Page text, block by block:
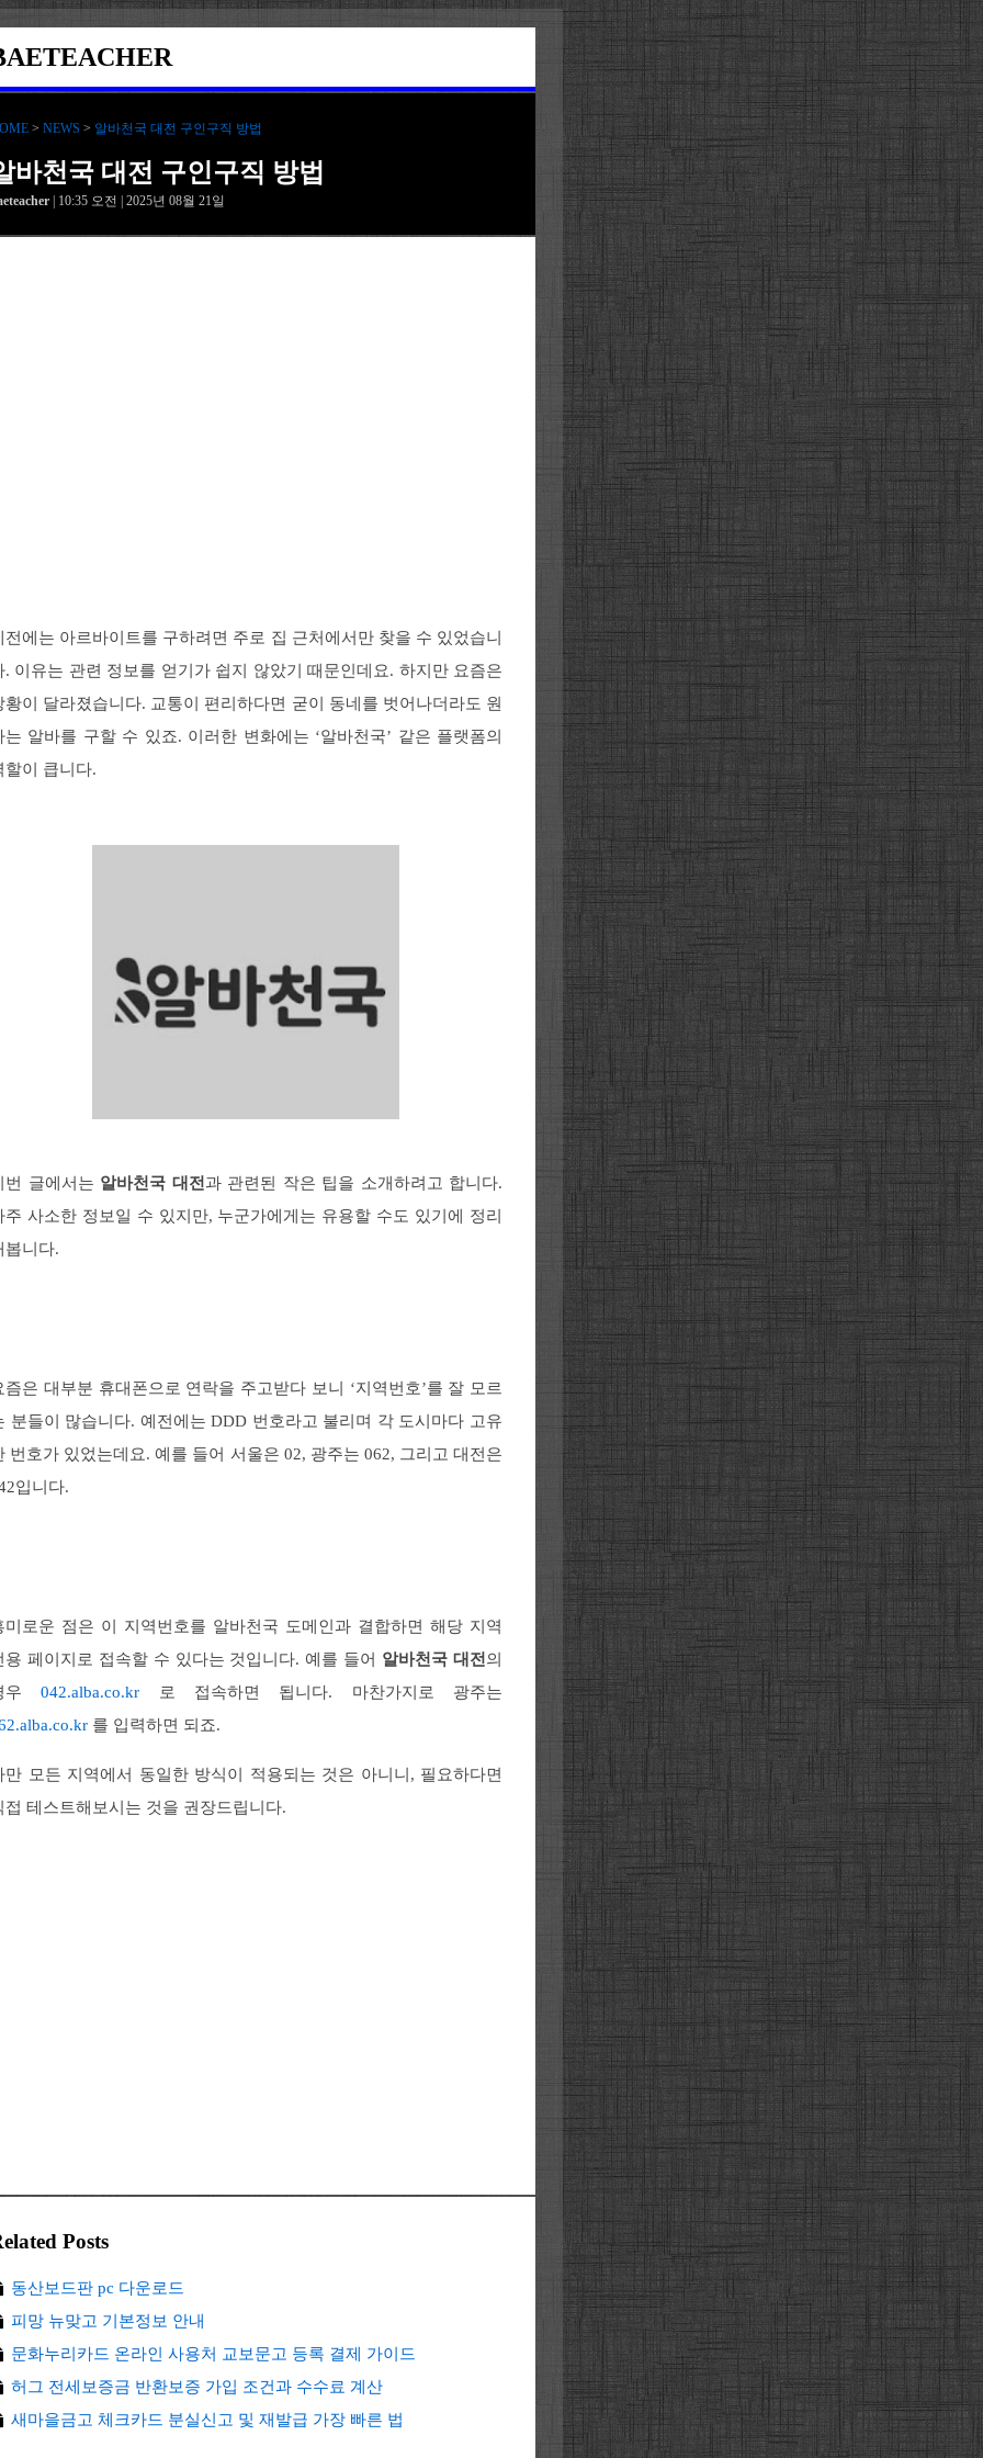
> NEWS > 알바천국 대전 구인구직 방법
바천국 대전 구인구직 방법
| 10:35 오전 | 2025년 08월 21일
전에는 아르바이트를 구하려면 주로 집 근처에서만 찾을 수 있었습니
. 이유는 관련 정보를 얻기가 쉽지 않았기 때문인데요. 하지만 요즘은
황이 달라졌습니다. 교통이 편리하다면 굳이 동네를 벗어나더라도 원
는 알바를 구할 수 있죠. 이러한 변화에는 ‘알바천국’ 같은 플랫폼의
할이 큽니다.
번 글에서는 알바천국 대전과 관련된 작은 팁을 소개하려고 합니다.
주 사소한 정보일 수 있지만, 누군가에게는 유용할 수도 있기에 정리
봅니다.
즘은 대부분 휴대폰으로 연락을 주고받다 보니 ‘지역번호’를 잘 모르
분들이 많습니다. 예전에는 DDD 번호라고 불리며 각 도시마다 고유
번호가 있었는데요. 예를 들어 서울은 02, 광주는 062, 그리고 대전은
입니다.
미로운 점은 이 지역번호를 알바천국 도메인과 결합하면 해당 지역
용 페이지로 접속할 수 있다는 것입니다. 예를 들어 알바천국 대전 의
우042.alba.co.kr 로 접속하면 됩니다. 마찬가지로 광주는
를 입력하면 되죠.
만 모든 지역에서 동일한 방식이 적용되는 것은 아니니, 필요하다면
접 테스트해보시는 것을 권장드립니다.
Posts
동산보드판 pc 다운로드
피망 뉴맞고 기본정보 안내
문화누리카드 온라인 사용처 교보문고 등록 결제 가이드
허그 전세보증금 반환보증 가입 조건과 수수료 계산
새마을금고 체크카드 분실신고 및 재발급 가장 빠른 법